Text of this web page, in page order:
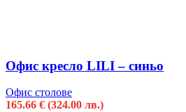
Офис кресло LILI – синьо
Офис столове
165.66 € (324.00 лв.)